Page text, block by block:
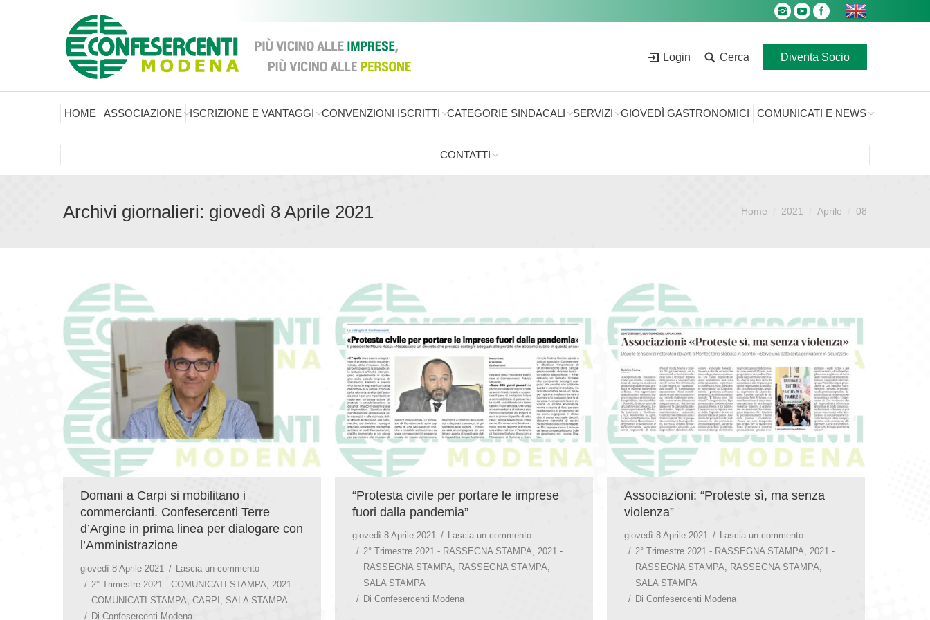
Login Cerca Diventa Socio
HOME ASSOCIAZIONE ISCRIZIONE E VANTAGGI CONVENZIONI ISCRITTI CATEGORIE SINDACALI SERVIZI GIOVEDÌ GASTRONOMICI COMUNICATI E NEWS
CONTATTI
Archivi giornalieri: giovedì 8 Aprile 2021 Home 2021 Aprile 08
Domani a Carpi si mobilitano i
commercianti. Confesercenti Terre
d’Argine in prima linea per dialogare con
l’Amministrazione
giovedì 8 Aprile 2021
Lascia un commento
2° Trimestre 2021 - COMUNICATI STAMPA
2021
COMUNICATI STAMPA CARPI
SALA STAMPA
Di Confesercenti Modena
“Protesta civile per portare le imprese
fuori dalla pandemia”
giovedì 8 Aprile 2021
Lascia un commento
2° Trimestre 2021 - RASSEGNA STAMPA
2021 -
RASSEGNA STAMPA
RASSEGNA STAMPA
SALA STAMPA
Di Confesercenti Modena
Associazioni: “Proteste sì, ma senza
violenza”
giovedì 8 Aprile 2021
Lascia un commento
2° Trimestre 2021 - RASSEGNA STAMPA
2021 -
RASSEGNA STAMPA
RASSEGNA STAMPA
SALA STAMPA
Di Confesercenti Modena